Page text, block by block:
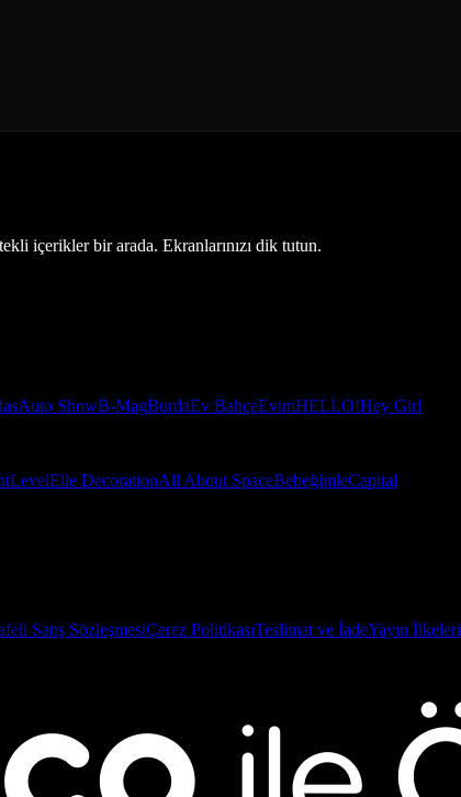
içerikler bir arada. Ekranlarınızı dik tutun.
Auto ShowB-MagBurdaEv BahçeEvimHELLO!Hey Girl
LevelElle DecorationAll About SpaceBebeğimleCapital
Satış SözleşmesiÇerez PolitikasıTeslimat ve İadeYayın İlkeleri